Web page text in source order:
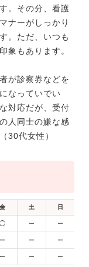
。その分、看護
ナーがしっかり
。ただ、いつも
象もあります。
が診察券などを
なっていでい
対応だが、受付
人同士の嫌な感
30代女性）
金 土 日
◯ ー ー
ー ー ー
ー ー ー